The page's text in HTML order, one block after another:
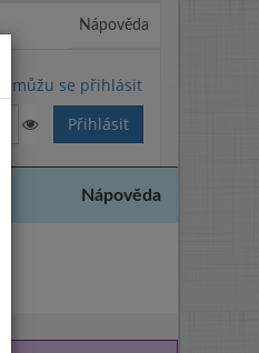
Nápověda
Nemůžu se přihlásit
Nápověda